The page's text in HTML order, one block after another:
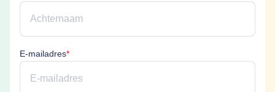
E-mailadres*E-mailadres is verplicht